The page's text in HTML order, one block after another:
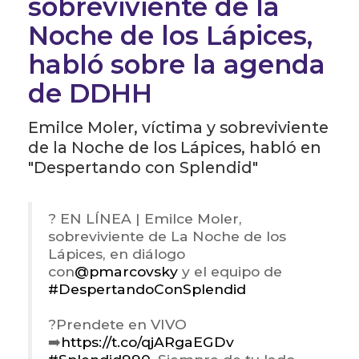
sobreviviente de la
Noche de los Lápices,
habló sobre la agenda
de DDHH
Emilce Moler, víctima y sobreviviente
de la Noche de los Lápices, habló en
"Despertando con Splendid"
? EN LÍNEA | Emilce Moler,
sobreviviente de La Noche de los
Lápices, en diálogo
con@pmarcovsky y el equipo de
#DespertandoConSplendid
?Prendete en VIVO
➡️https://t.co/qjARgaEGDv